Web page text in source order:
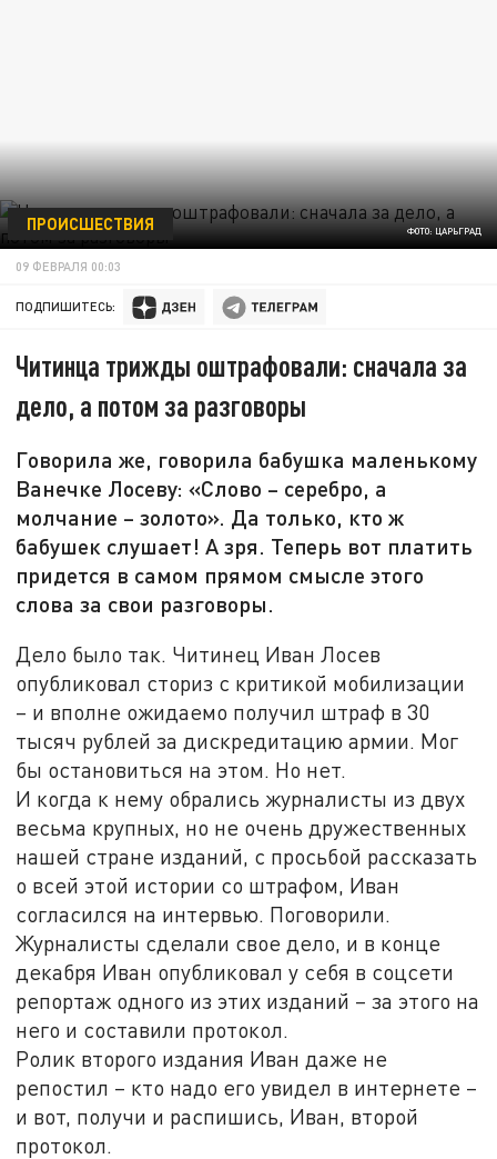
ФОТО: ЦАРЬГРАД
ПРОИСШЕСТВИЯ
09 ФЕВРАЛЯ 00:03
ПОДПИШИТЕСЬ:
Читинца трижды оштрафовали: сначала за
дело, а потом за разговоры
Говорила же, говорила бабушка маленькому
Ванечке Лосеву: «Слово – серебро, а
молчание – золото». Да только, кто ж
бабушек слушает! А зря. Теперь вот платить
придется в самом прямом смысле этого
слова за свои разговоры.
Дело было так. Читинец Иван Лосев
опубликовал сториз с критикой мобилизации
– и вполне ожидаемо получил штраф в 30
тысяч рублей за дискредитацию армии. Мог
бы остановиться на этом. Но нет.
И когда к нему обрались журналисты из двух
весьма крупных, но не очень дружественных
нашей стране изданий, с просьбой рассказать
о всей этой истории со штрафом, Иван
согласился на интервью. Поговорили.
Журналисты сделали свое дело, и в конце
декабря Иван опубликовал у себя в соцсети
репортаж одного из этих изданий – за этого на
него и составили протокол.
Ролик второго издания Иван даже не
репостил – кто надо его увидел в интернете –
и вот, получи и распишись, Иван, второй
протокол.